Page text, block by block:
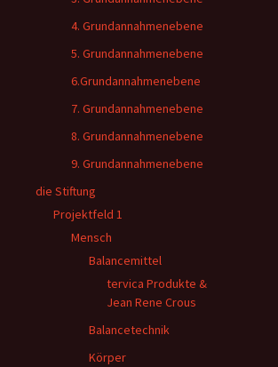
4. Grundannahmenebene
5. Grundannahmenebene
6.Grundannahmenebene
7. Grundannahmenebene
8. Grundannahmenebene
9. Grundannahmenebene
die Stiftung
Projektfeld 1
Mensch
Balancemittel
tervica Produkte &
Jean Rene Crous
Balancetechnik
Körper